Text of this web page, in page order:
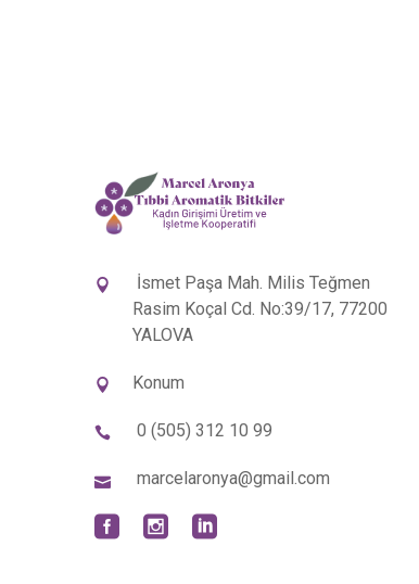
İsmet Paşa Mah. Milis Teğmen
Rasim Koçal Cd. No:39/17, 77200
YALOVA
Konum
0 (505) 312 10 99
marcelaronya@gmail.com